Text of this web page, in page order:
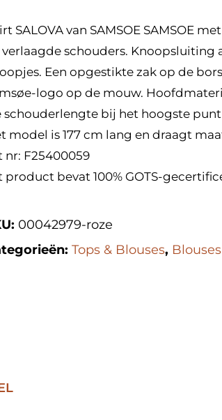
SALOVA van SAMSOE SAMSOE
verlaagde schouders.
Een opgestikte zak op de
logo op de mouw.
schouderlengte bij het hoogste punt
model is 177 cm lang en draagt
nr: F25400059
product bevat 100% GOTS-
00042979-roze
Tops & Blouses, Blouses